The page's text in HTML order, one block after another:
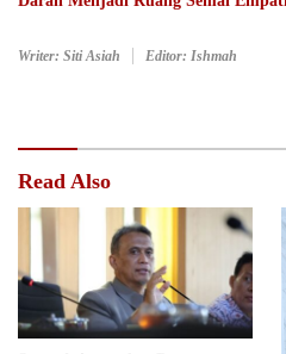
Writer: Siti Asiah Editor: Ishmah
Read Also